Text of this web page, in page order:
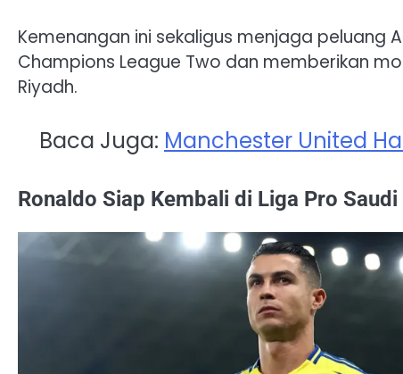
Kemenangan ini sekaligus menjaga peluang
Champions League Two dan memberikan
Riyadh.
Baca Juga: Manchester United
Ronaldo Siap Kembali di Liga Pro Saudi